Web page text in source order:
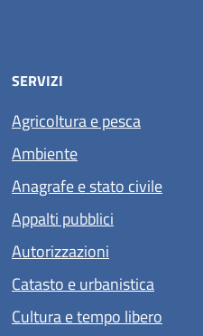
SERVIZI
Agricoltura e pesca
Ambiente
Anagrafe e stato civile
Appalti pubblici
Autorizzazioni
Catasto e urbanistica
Cultura e tempo libero